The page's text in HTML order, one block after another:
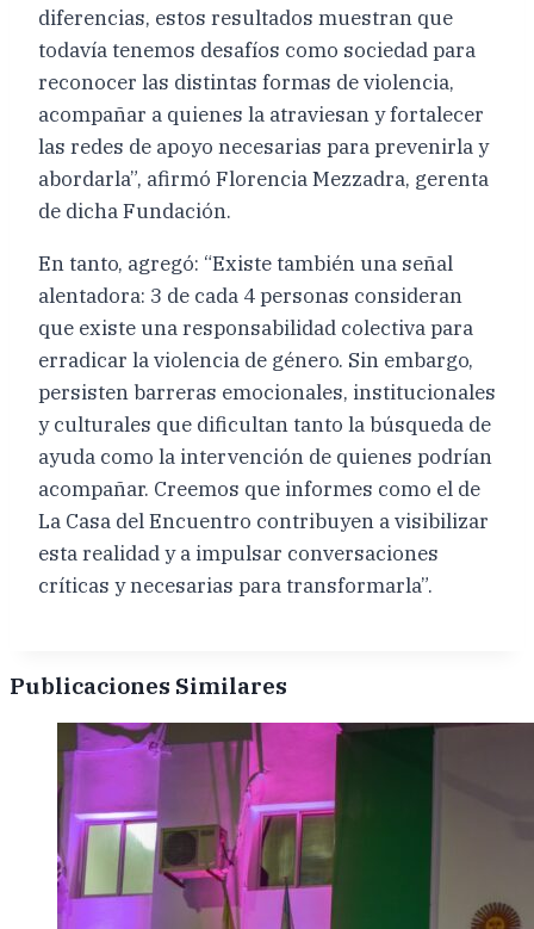
diferencias, estos resultados muestran que
todavía tenemos desafíos como sociedad para
reconocer las distintas formas de violencia,
acompañar a quienes la atraviesan y fortalecer
las redes de apoyo necesarias para prevenirla y
abordarla”, afirmó Florencia Mezzadra, gerenta
de dicha Fundación.
En tanto, agregó: “Existe también una señal
alentadora: 3 de cada 4 personas consideran
que existe una responsabilidad colectiva para
erradicar la violencia de género. Sin embargo,
persisten barreras emocionales, institucionales
y culturales que dificultan tanto la búsqueda de
ayuda como la intervención de quienes podrían
acompañar. Creemos que informes como el de
La Casa del Encuentro contribuyen a visibilizar
esta realidad y a impulsar conversaciones
críticas y necesarias para transformarla”.
Publicaciones Similares